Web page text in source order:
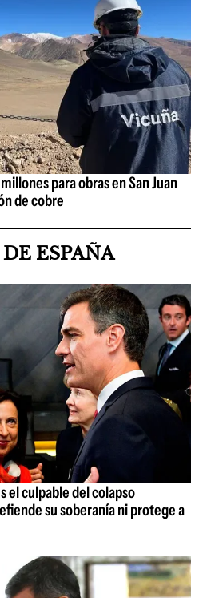
para obras en San Juan
de cobre
ESPAÑA
el culpable del colapso
su soberanía ni protege a